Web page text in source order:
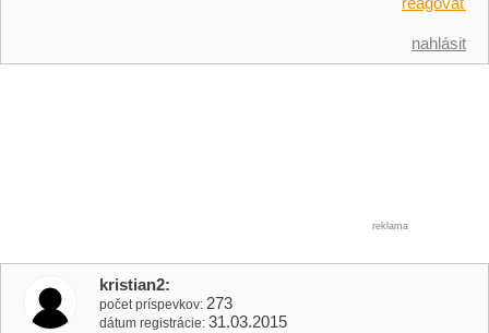
nahlásit
reklama
kristian2
počet príspevkov 273
dátum registrácie 31.03.2015